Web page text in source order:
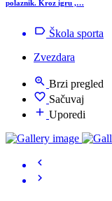
polaznik. Kroz igru ,…
Škola sporta
Zvezdara
Brzi pregled
Sačuvaj
Uporedi